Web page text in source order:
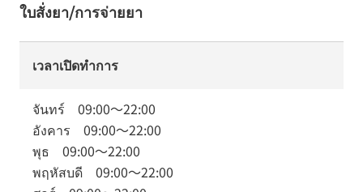
ใบสั่งยา/การจ่ายยา
เวลาเปิดทำการ
จันทร์ 09:00～22:00
อังคาร 09:00～22:00
พุธ 09:00～22:00
พฤหัสบดี 09:00～22:00